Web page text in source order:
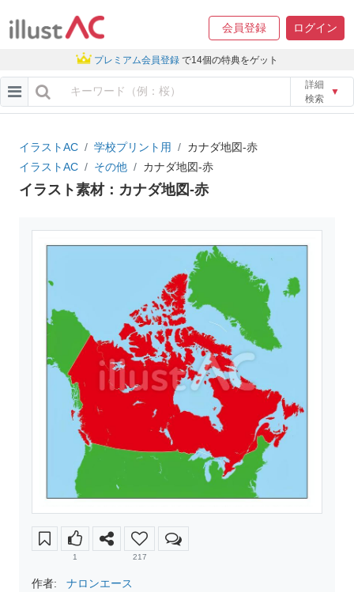
会員登録 ログイン
プレミアム会員登録 で14個の特典をゲット
詳細
検索
▼
イラストAC 学校プリント用
カナダ地図-赤
イラストAC
その他 カナダ地図-赤
イラスト素材：カナダ地図-赤
1 217
作者: ナロンエース